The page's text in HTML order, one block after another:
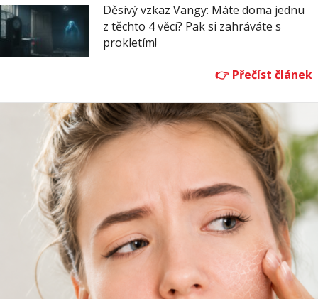
Děsivý vzkaz Vangy: Máte doma jednu
z těchto 4 věcí? Pak si zahráváte s
prokletím!